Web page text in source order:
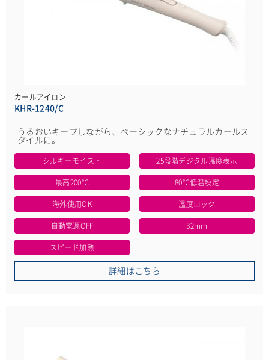
カールアイロン
KHR-1240/C
うるおいキープしながら、ベーシックなナチュラルカールス
タイルに。
シルキーモイスト 25段階デジタル温度表示
最高200℃ 80℃低温設定
海外使用OK 温度ロック
自動電源OFF 32mm
スピード加熱
詳細はこちら